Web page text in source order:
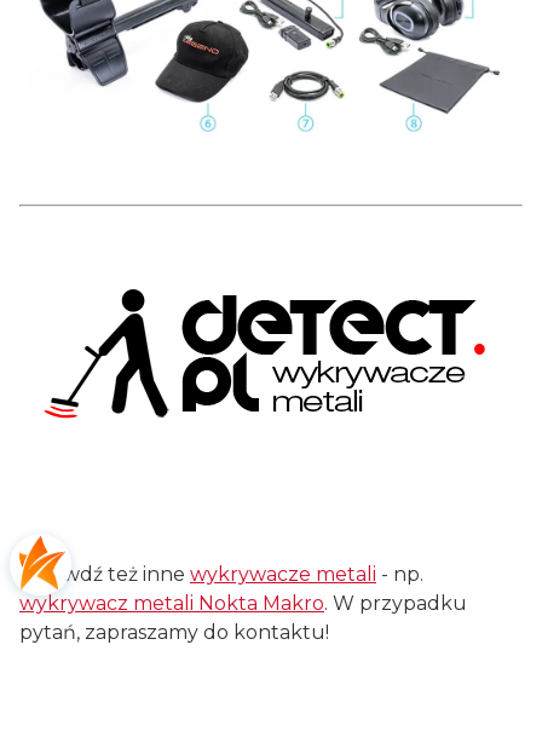
Sprawdź też inne wykrywacze metali - np.
wykrywacz metali Nokta Makro. W przypadku
pytań, zapraszamy do kontaktu!